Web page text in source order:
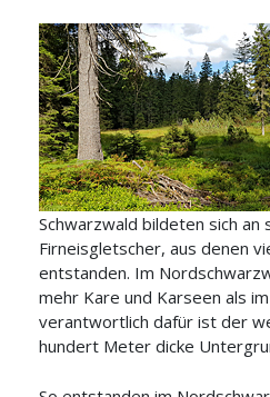
Schwarzwald bildeten sich
Firneisgletscher, aus denen
entstanden. Im
mehr Kare und Karseen als im
verantwortlich dafür ist der
hundert Meter dicke